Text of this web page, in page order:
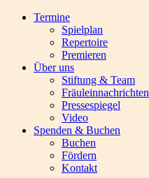
Termine
Spielplan
Repertoire
Premieren
Über uns
Stiftung & Team
Fräuleinnachrichten
Pressespiegel
Video
Spenden & Buchen
Buchen
Fördern
Kontakt